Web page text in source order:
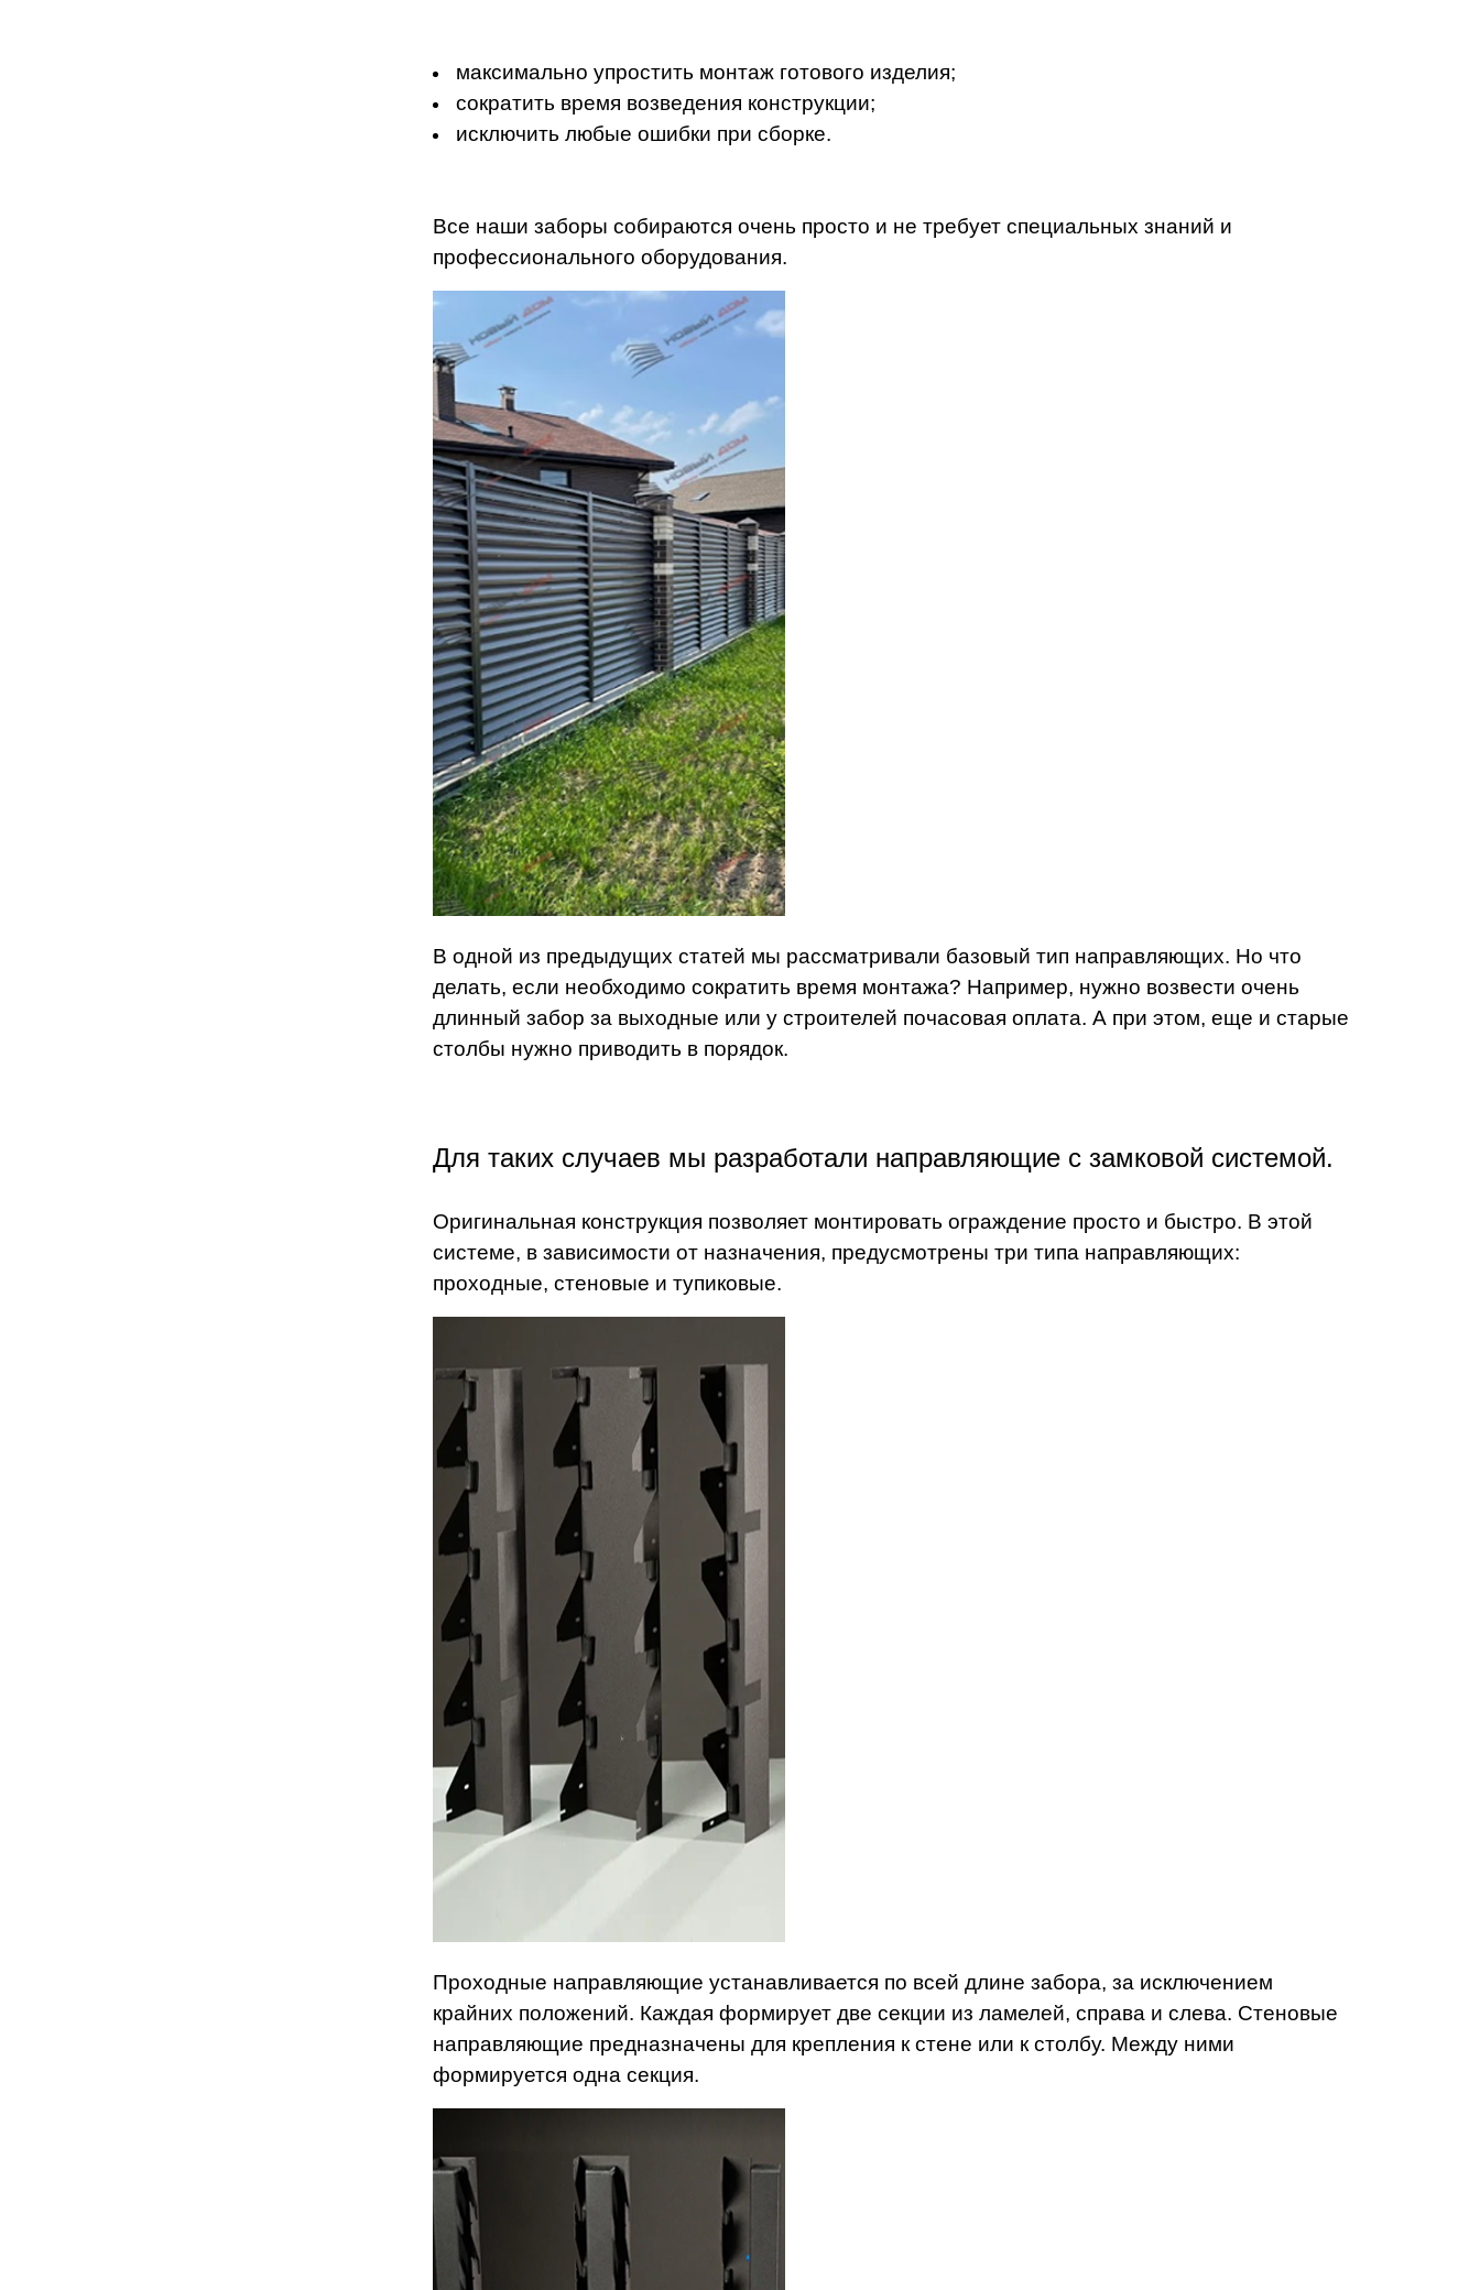
максимально упростить монтаж готового изделия;
сократить время возведения конструкции;
исключить любые ошибки при сборке.
Все наши заборы собираются очень просто и не требует специальных знаний и
профессионального оборудования.
В одной из предыдущих статей мы рассматривали базовый тип направляющих. Но что
делать, если необходимо сократить время монтажа? Например, нужно возвести очень
длинный забор за выходные или у строителей почасовая оплата. А при этом, еще и старые
столбы нужно приводить в порядок.
Для таких случаев мы разработали направляющие с замковой системой.
Оригинальная конструкция позволяет монтировать ограждение просто и быстро. В этой
системе, в зависимости от назначения, предусмотрены три типа направляющих:
проходные, стеновые и тупиковые.
Проходные направляющие устанавливается по всей длине забора, за исключением
крайних положений. Каждая формирует две секции из ламелей, справа и слева. Стеновые
направляющие предназначены для крепления к стене или к столбу. Между ними
формируется одна секция.